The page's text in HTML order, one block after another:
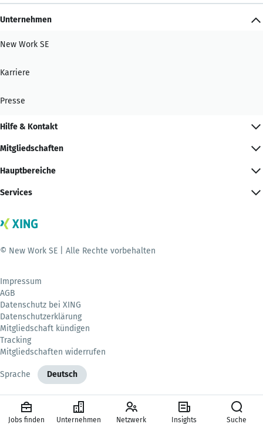
Unternehmen
New Work SE
Karriere
Presse
Hilfe & Kontakt
Mitgliedschaften
Hauptbereiche
Services
© New Work SE | Alle Rechte vorbehalten
Impressum
AGB
Datenschutz bei XING
Datenschutzerklärung
Mitgliedschaft kündigen
Tracking
Mitgliedschaften widerrufen
Sprache Deutsch
Jobs finden Unternehmen Netzwerk Insights Suche